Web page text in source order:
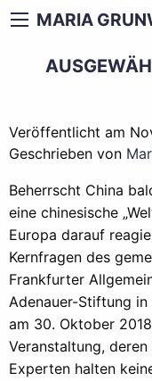
MARIA
Veröffentlicht am
Geschrieben von
Beherrscht China
eine chinesische
Europa darauf
Kernfragen des
Frankfurter
Adenauer-Stiftung
am 30. Oktober
Veranstaltung,
Experten halten